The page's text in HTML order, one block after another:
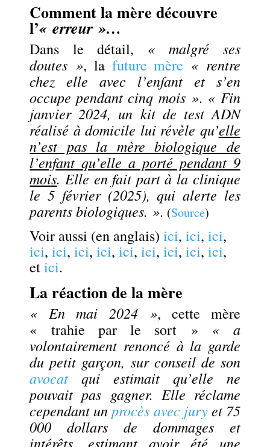
Comment la mère découvre
l’« erreur »…
Dans le détail, « malgré ses
doutes », la future mère « rentre
chez elle avec l’enfant et s’en
occupe pendant cinq mois ». « Fin
janvier 2024, un kit de test ADN
réalisé à domicile lui révèle qu’elle
n’est pas la mère biologique de
l’enfant qu’elle a porté pendant 9
mois. Elle en fait part à la clinique
le 5 février (2025), qui alerte les
parents biologiques. ». (Source)
Voir aussi (en anglais)ici,ici,ici,
ici,ici,ici,ici,ici,ici,ici,ici,ici,
etici.
La réaction de la mère
« En mai 2024 », cette mère
« trahie par le sort » « a
volontairement renoncé à la garde
du petit garçon, sur conseil de son
avocat qui estimait qu’elle ne
pouvait pas gagner. Elle réclame
cependant unprocès avec juryet 75
000 dollars de dommages et
intérêts, estimant avoir été une